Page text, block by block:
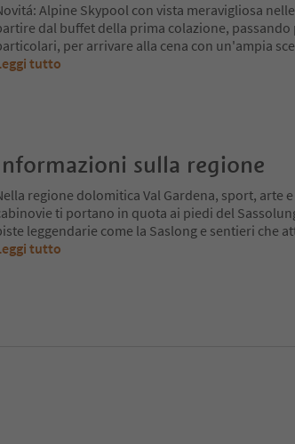
Alpine Skypool con vista meravigliosa
dal buffet della prima colazione, passando
per arrivare alla cena con un'ampia
tutto
sulla regione
regione dolomitica Val Gardena, sport, arte
ti portano in quota ai piedi del
leggendarie come la Saslong e sentieri che
tutto